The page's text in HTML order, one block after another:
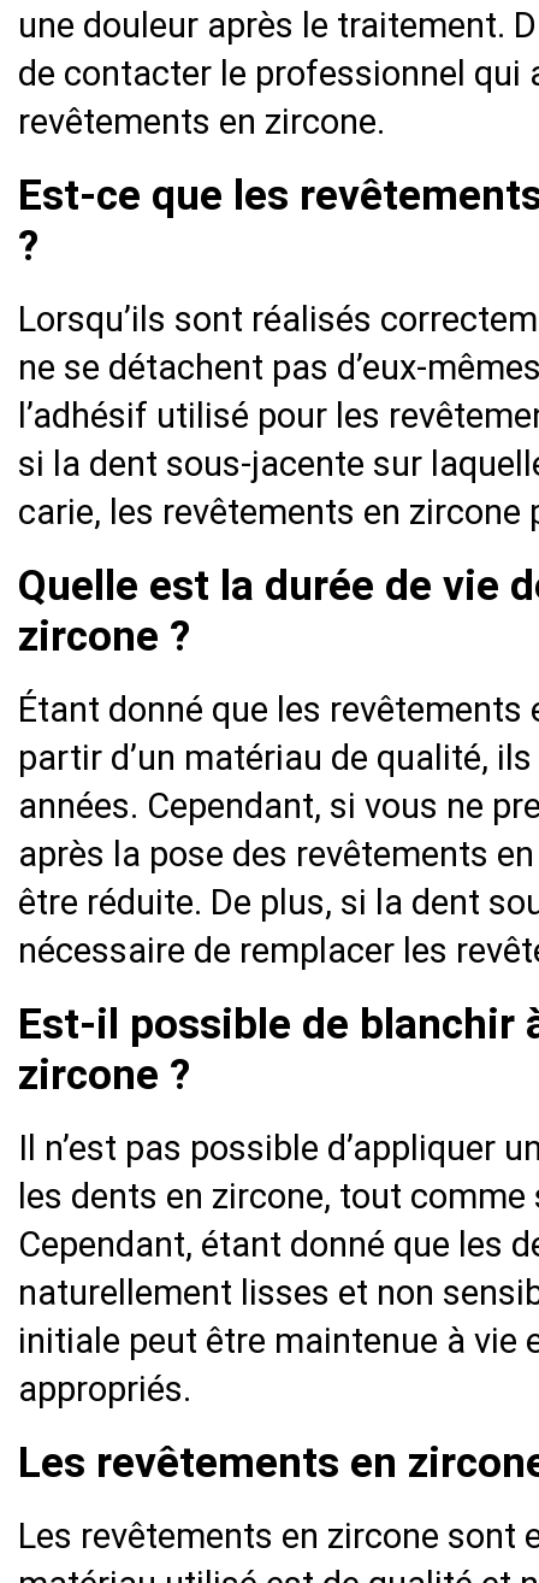
une douleur après le traitement.
de contacter le professionnel qui
revêtements en zircone.
Est-ce que les
?
Lorsqu’ils sont réalisés
ne se détachent pas d’eux-
l’adhésif utilisé pour les
si la dent sous-jacente sur
carie, les revêtements en zircone
Quelle est la durée de vie
zircone ?
Étant donné que les
partir d’un matériau de qualité,
années. Cependant, si vous ne
après la pose des revêtements
être réduite. De plus, si la dent
nécessaire de remplacer les
Est-il possible de blanchir
zircone ?
Il n’est pas possible d’appliquer
les dents en zircone, tout
Cependant, étant donné que les
naturellement lisses et non
initiale peut être maintenue à vie
appropriés.
Les revêtements en
Les revêtements en zircone sont